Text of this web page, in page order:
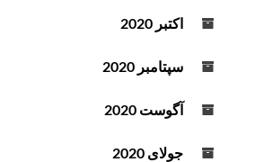
اکتبر 2020
سپتامبر 2020
آگوست 2020
جولای 2020